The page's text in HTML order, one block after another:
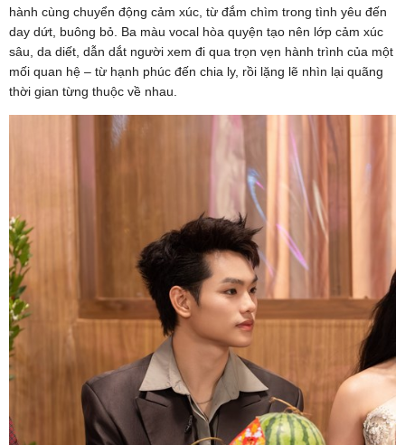
hành cùng chuyển động cảm xúc, từ đắm chìm trong tình yêu đến
day dứt, buông bỏ. Ba màu vocal hòa quyện tạo nên lớp cảm xúc
sâu, da diết, dẫn dắt người xem đi qua trọn vẹn hành trình của một
mối quan hệ – từ hạnh phúc đến chia ly, rồi lặng lẽ nhìn lại quãng
thời gian từng thuộc về nhau.